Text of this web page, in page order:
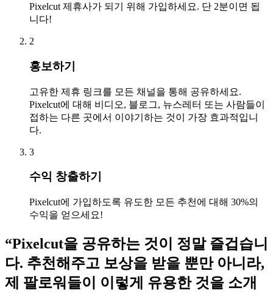
Pixelcut 제휴사가 되기 위해 가입하세요. 단 2분이면 됩
니다!
2
홍보하기
고유한 제휴 링크를 모든 채널을 통해 공유하세요.
Pixelcut에 대해 비디오, 블로그, 뉴스레터 또는 사람들이
접하는 다른 곳에서 이야기하는 것이 가장 효과적입니
다.
3
수익 창출하기
Pixelcut에 가입하도록 유도한 모든 추천에 대해 30%의
수익을 얻으세요!
“Pixelcut을 공유하는 것이 정말 즐겁습니
다. 추천해주고 보상을 받을 뿐만 아니라,
제 팔로워들이 이렇게 유용한 것을 소개